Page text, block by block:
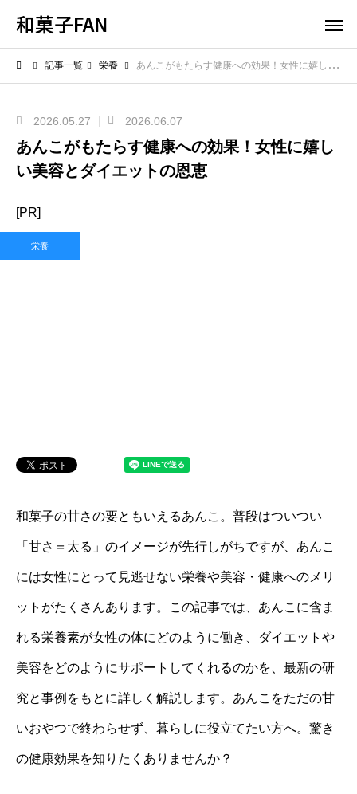
和菓子FAN
記事一覧 栄養 あんこがもたらす健康への効果！女性に嬉しい美容とダイエットの恩恵
2026.05.27 2026.06.07
あんこがもたらす健康への効果！女性に嬉し
い美容とダイエットの恩恵
[PR]
栄養
和菓子の甘さの要ともいえるあんこ。普段はついつい
「甘さ＝太る」のイメージが先行しがちですが、あんこ
には女性にとって見逃せない栄養や美容・健康へのメリ
ットがたくさんあります。この記事では、あんこに含ま
れる栄養素が女性の体にどのように働き、ダイエットや
美容をどのようにサポートしてくれるのかを、最新の研
究と事例をもとに詳しく解説します。あんこをただの甘
いおやつで終わらせず、暮らしに役立てたい方へ。驚き
の健康効果を知りたくありませんか？